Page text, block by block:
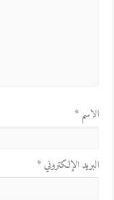
الاسم*
البريد الإلكتروني*